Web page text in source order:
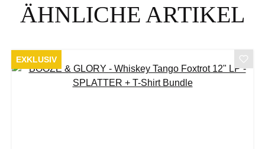
ÄHNLICHE ARTIKEL
EXKLUSIV